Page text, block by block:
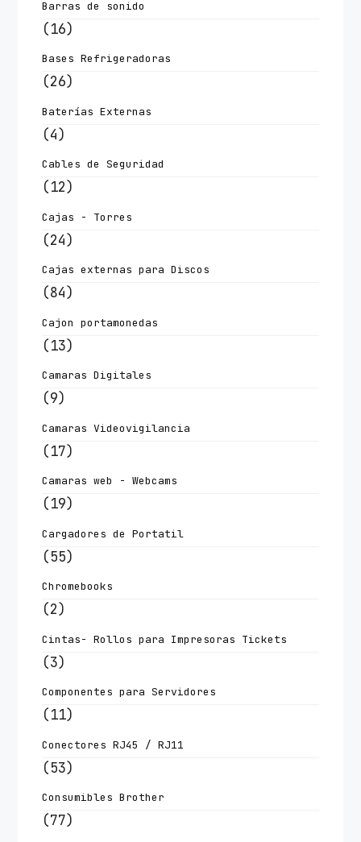
Barras de sonido
(16)
Bases Refrigeradoras
(26)
Baterías Externas
(4)
Cables de Seguridad
(12)
Cajas - Torres
(24)
Cajas externas para Discos
(84)
Cajon portamonedas
(13)
Camaras Digitales
(9)
Camaras Videovigilancia
(17)
Camaras web - Webcams
(19)
Cargadores de Portatil
(55)
Chromebooks
(2)
Cintas- Rollos para Impresoras Tickets
(3)
Componentes para Servidores
(11)
Conectores RJ45 / RJ11
(53)
Consumibles Brother
(77)